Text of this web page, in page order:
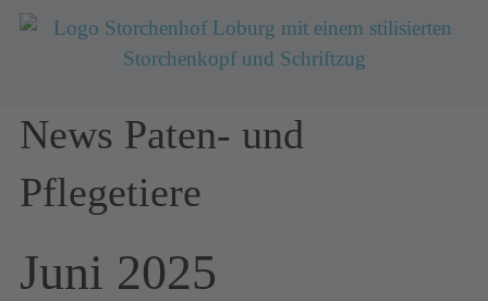
News Paten- und
Pflegetiere
Juni 2025